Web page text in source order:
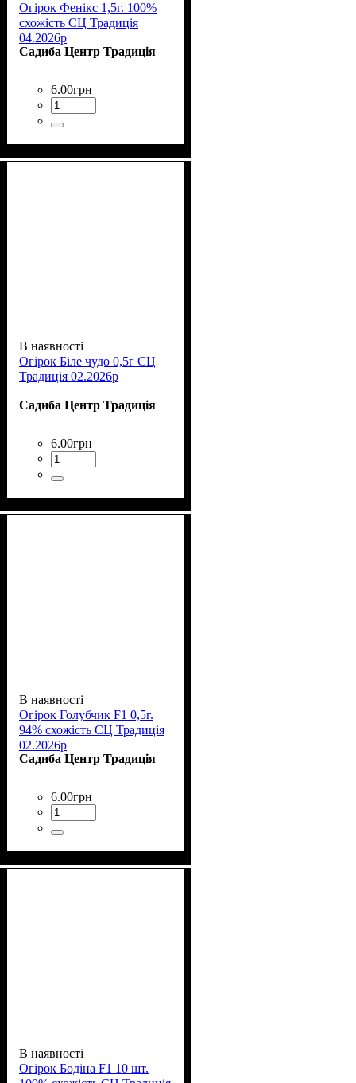
Огірок Фенікс 1,5г. 100%
схожість СЦ Традиція
04.2026р
Садиба Центр Традиція
6.00грн
В наявності
Огірок Біле чудо 0,5г СЦ
Традиція 02.2026р
Садиба Центр Традиція
6.00грн
В наявності
Огірок Голубчик F1 0,5г.
94% схожість СЦ Традиція
02.2026р
Садиба Центр Традиція
6.00грн
В наявності
Огірок Бодіна F1 10 шт.